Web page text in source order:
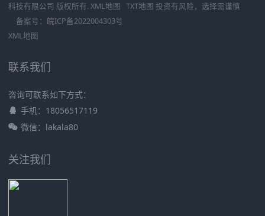
科技有限公司 版权所有. XML地图 TXT地图 投资有风险，选择需谨慎
备案号： 皖ICP备2022004303号
XML地图
联系我们
咨询可联系如下方式：
手机：18056517119
微信：lakala80
关注我们